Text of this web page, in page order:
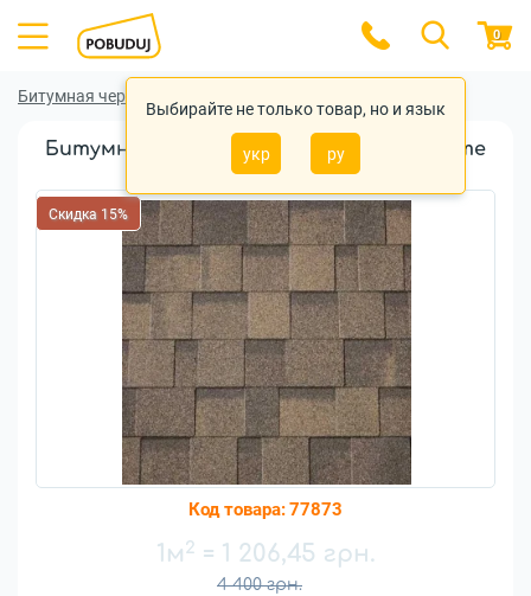
Выбирайте не только товар, но и язык
укр ру
0
Битумная черепица
Битумная черепица Iko Cambridge Xtreme
Autumn Brown
Скидка 15%
Код товара:77873
4 400 грн.
1м2 = 1 206,45 грн.